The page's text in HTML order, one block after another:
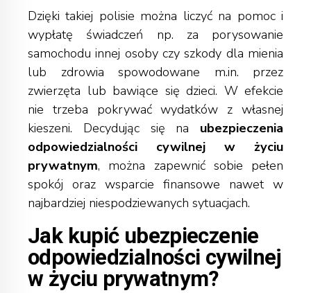
Dzięki takiej polisie można liczyć na pomoc i
wypłatę świadczeń np. za porysowanie
samochodu innej osoby czy szkody dla mienia
lub zdrowia spowodowane m.in. przez
zwierzęta lub bawiące się dzieci. W efekcie
nie trzeba pokrywać wydatków z własnej
kieszeni. Decydując się na ubezpieczenia
odpowiedzialności cywilnej w życiu
prywatnym, można zapewnić sobie pełen
spokój oraz wsparcie finansowe nawet w
najbardziej niespodziewanych sytuacjach.
Jak kupić ubezpieczenie
odpowiedzialności cywilnej
w życiu prywatnym?